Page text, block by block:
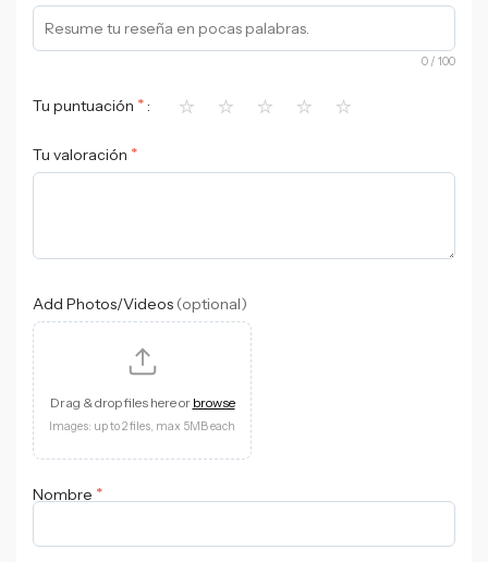
0 / 100
Tu puntuación * ⭐ ⭐ ⭐ ⭐ ⭐
Tu valoración *
Add Photos/Videos (optional)
Drag & drop files here or browse
Images: up to 2 files, max 5MB each
Nombre *